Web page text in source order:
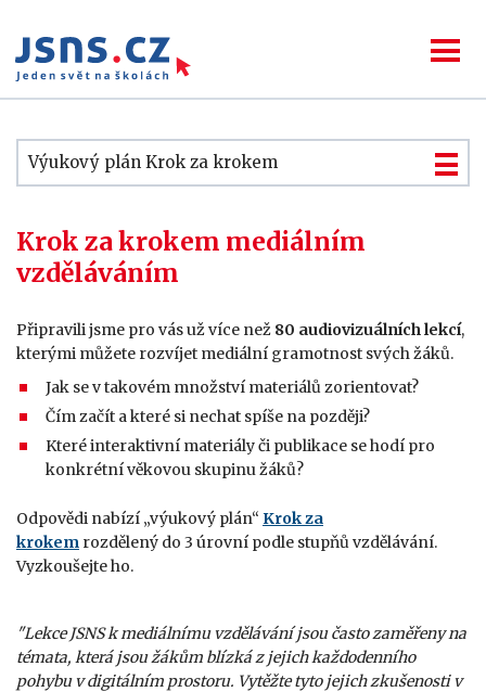
Výukový plán Krok za krokem
Krok za krokem mediálním
vzděláváním
Připravili jsme pro vás už více než 80 audiovizuálních lekcí,
kterými můžete rozvíjet mediální gramotnost svých žáků.
Jak se v takovém množství materiálů zorientovat?
Čím začít a které si nechat spíše na později?
Které interaktivní materiály či publikace se hodí pro
konkrétní věkovou skupinu žáků?
Odpovědi nabízí „výukový plán“ Krok za
krokem rozdělený do 3 úrovní podle stupňů vzdělávání.
Vyzkoušejte ho.
"Lekce JSNS k mediálnímu vzdělávání jsou často zaměřeny na
témata, která jsou žákům blízká z jejich každodenního
pohybu v digitálním prostoru. Vytěžte tyto jejich zkušenosti v